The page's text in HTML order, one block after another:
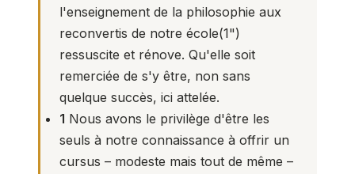
l'enseignement de la philosophie aux
reconvertis de notre école(1")
ressuscite et rénove. Qu'elle soit
remerciée de s'y être, non sans
quelque succès, ici attelée.
1 Nous avons le privilège d'être les
seuls à notre connaissance à offrir un
cursus – modeste mais tout de même –